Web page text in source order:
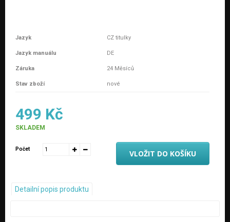
Jazyk CZ titulky
Jazyk manuálu DE
Záruka 24 Měsíců
Stav zboží nové
499 Kč
SKLADEM
Počet VLOŽIT DO KOŠÍKU
Detailní popis produktu